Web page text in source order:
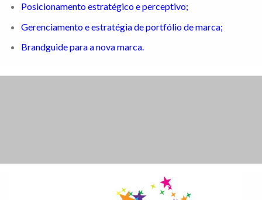
Posicionamento estratégico e perceptivo;
Gerenciamento e estratégia de portfólio de marca;
Brandguide para a nova marca.